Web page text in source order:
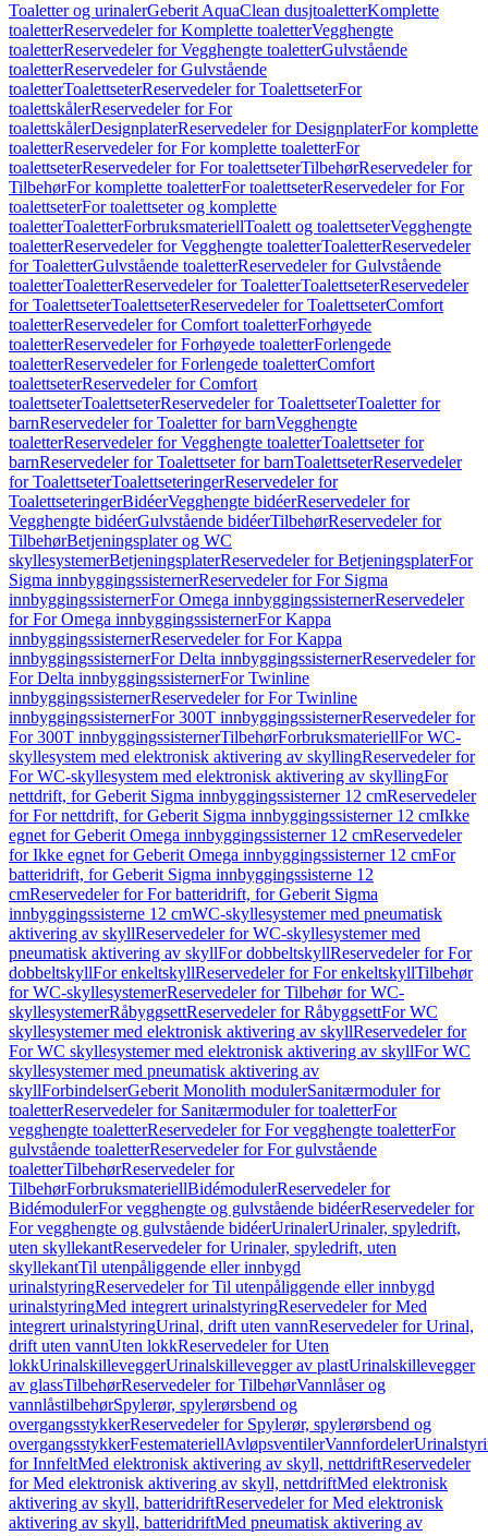
Toaletter og urinalerGeberit AquaClean dusjtoaletterKomplette
toaletterReservedeler for Komplette toaletterVegghengte
toaletterReservedeler for Vegghengte toaletterGulvstående
toaletterReservedeler for Gulvstående
toaletterToalettseterReservedeler for ToalettseterFor
toalettskålerReservedeler for For
toalettskålerDesignplaterReservedeler for DesignplaterFor komplette
toaletterReservedeler for For komplette toaletterFor
toalettseterReservedeler for For toalettseterTilbehørReservedeler for
TilbehørFor komplette toaletterFor toalettseterReservedeler for For
toalettseterFor toalettseter og komplette
toaletterToaletterForbruksmateriellToalett og toalettseterVegghengte
toaletterReservedeler for Vegghengte toaletterToaletterReservedeler
for ToaletterGulvstående toaletterReservedeler for Gulvstående
toaletterToaletterReservedeler for ToaletterToalettseterReservedeler
for ToalettseterToalettseterReservedeler for ToalettseterComfort
toaletterReservedeler for Comfort toaletterForhøyede
toaletterReservedeler for Forhøyede toaletterForlengede
toaletterReservedeler for Forlengede toaletterComfort
toalettseterReservedeler for Comfort
toalettseterToalettseterReservedeler for ToalettseterToaletter for
barnReservedeler for Toaletter for barnVegghengte
toaletterReservedeler for Vegghengte toaletterToalettseter for
barnReservedeler for Toalettseter for barnToalettseterReservedeler
for ToalettseterToalettseteringerReservedeler for
ToalettseteringerBidéerVegghengte bidéerReservedeler for
Vegghengte bidéerGulvstående bidéerTilbehørReservedeler for
TilbehørBetjeningsplater og WC
skyllesystemerBetjeningsplaterReservedeler for BetjeningsplaterFor
Sigma innbyggingssisternerReservedeler for For Sigma
innbyggingssisternerFor Omega innbyggingssisternerReservedeler
for For Omega innbyggingssisternerFor Kappa
innbyggingssisternerReservedeler for For Kappa
innbyggingssisternerFor Delta innbyggingssisternerReservedeler for
For Delta innbyggingssisternerFor Twinline
innbyggingssisternerReservedeler for For Twinline
innbyggingssisternerFor 300T innbyggingssisternerReservedeler for
For 300T innbyggingssisternerTilbehørForbruksmateriellFor WC-
skyllesystem med elektronisk aktivering av skyllingReservedeler for
For WC-skyllesystem med elektronisk aktivering av skyllingFor
nettdrift, for Geberit Sigma innbyggingssisterner 12 cmReservedeler
for For nettdrift, for Geberit Sigma innbyggingssisterner 12 cmIkke
egnet for Geberit Omega innbyggingssisterner 12 cmReservedeler
for Ikke egnet for Geberit Omega innbyggingssisterner 12 cmFor
batteridrift, for Geberit Sigma innbyggingssisterne 12
cmReservedeler for For batteridrift, for Geberit Sigma
innbyggingssisterne 12 cmWC-skyllesystemer med pneumatisk
aktivering av skyllReservedeler for WC-skyllesystemer med
pneumatisk aktivering av skyllFor dobbeltskyllReservedeler for For
dobbeltskyllFor enkeltskyllReservedeler for For enkeltskyllTilbehør
for WC-skyllesystemerReservedeler for Tilbehør for WC-
skyllesystemerRåbyggsettReservedeler for RåbyggsettFor WC
skyllesystemer med elektronisk aktivering av skyllReservedeler for
For WC skyllesystemer med elektronisk aktivering av skyllFor WC
skyllesystemer med pneumatisk aktivering av
skyllForbindelserGeberit Monolith modulerSanitærmoduler for
toaletterReservedeler for Sanitærmoduler for toaletterFor
vegghengte toaletterReservedeler for For vegghengte toaletterFor
gulvstående toaletterReservedeler for For gulvstående
toaletterTilbehørReservedeler for
TilbehørForbruksmateriellBidémodulerReservedeler for
BidémodulerFor vegghengte og gulvstående bidéerReservedeler for
For vegghengte og gulvstående bidéerUrinalerUrinaler, spyledrift,
uten skyllekantReservedeler for Urinaler, spyledrift, uten
skyllekantTil utenpåliggende eller innbygd
urinalstyringReservedeler for Til utenpåliggende eller innbygd
urinalstyringMed integrert urinalstyringReservedeler for Med
integrert urinalstyringUrinal, drift uten vannReservedeler for Urinal,
drift uten vannUten lokkReservedeler for Uten
lokkUrinalskilleveggerUrinalskillevegger av plastUrinalskillevegger
av glassTilbehørReservedeler for TilbehørVannlåser og
vannlåstilbehørSpylerør, spylerørsbend og
overgangsstykkerReservedeler for Spylerør, spylerørsbend og
overgangsstykkerFestemateriellAvløpsventilerVannfordeler
for InnfeltMed elektronisk aktivering av skyll, nettdriftReservedeler
for Med elektronisk aktivering av skyll, nettdriftMed elektronisk
aktivering av skyll, batteridriftReservedeler for Med elektronisk
aktivering av skyll, batteridriftMed pneumatisk aktivering av